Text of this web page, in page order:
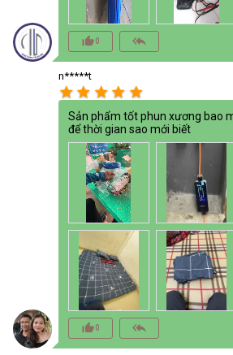
thumb_up_alt0 reply_all
n*****t
star star star star star
Sản phẩm tốt phun xương bao
để thời gian sao mới biết
thumb_up_alt0 reply_all